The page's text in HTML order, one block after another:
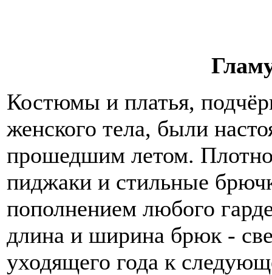
Костюмы и платья,
женского тела, были
прошедшим летом.
пиджаки и стильные
пополнением любого
длина и ширина брюк -
уходящего года к